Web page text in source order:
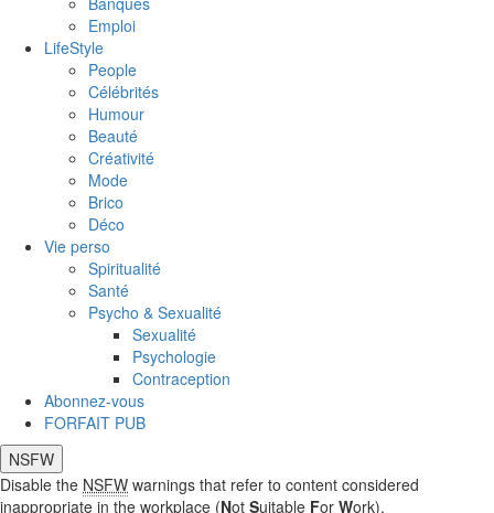
Emploi
LifeStyle
People
Célébrités
Humour
Beauté
Créativité
Mode
Brico
Déco
Vie perso
Spiritualité
Santé
Psycho & Sexualité
Sexualité
Psychologie
Contraception
Abonnez-vous
FORFAIT PUB
NSFW
Disable the NSFW warnings that refer to content considered
inappropriate in the workplace (Not Suitable For Work).